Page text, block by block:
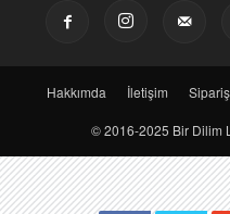
Hakkımda İletişim Sipariş
© 2016-2025 Bir Dilim